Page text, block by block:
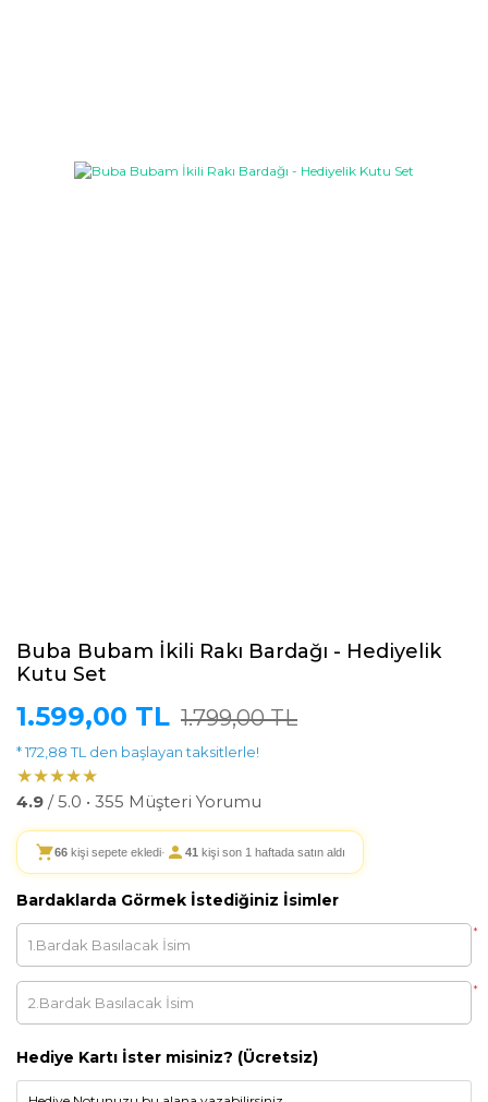
Buba Bubam İkili Rakı Bardağı - Hediyelik
Kutu Set
1.599,00 TL 1.799,00 TL
* 172,88 TL den başlayan taksitlerle!
★★★★★
4.9 / 5.0 • 355 Müşteri Yorumu
66 kişi sepete ekledi· 41 kişi son 1 haftada satın aldı
Bardaklarda Görmek İstediğiniz İsimler
*
*
Hediye Kartı İster misiniz? (Ücretsiz)